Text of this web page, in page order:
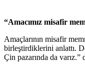
“Amacımız misafir
Amaçlarının misafir
birleştirdiklerini anlattı.
Çin pazarında da varız.”